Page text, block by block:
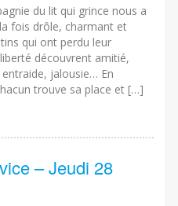
du lit qui grince nous a
fois drôle, charmant et
qui ont perdu leur
découvrent amitié,
jalousie… En
trouve sa place et […]
– Jeudi 28